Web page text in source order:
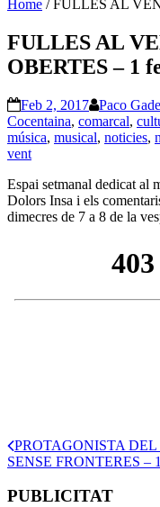
Home /FULLES AL
FULLES AL
OBERTES – 1
Feb 2, 2017 Paco
Cocentaina, comarcal,
música, musical, noticies,
vent
Espai setmanal dedicat al
Dolors Insa i els
dimecres de 7 a 8 de la
PROTAGONISTA DEL
SENSE FRONTERES –
PUBLICITAT